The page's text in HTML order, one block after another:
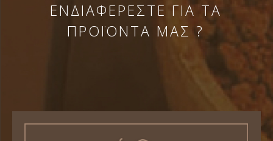
ΕΝΔΙΑΦΕΡΕΣΤΕ ΓΙΑ ΤΑ
ΠΡΟΪΟΝΤΑ ΜΑΣ ?